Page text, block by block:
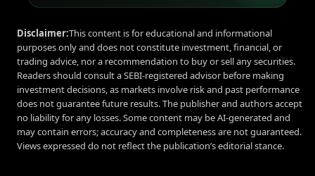
Disclaimer:This content is for educational and informational
purposes only and does not constitute investment, financial, or
trading advice, nor a recommendation to buy or sell any securities.
Readers should consult a SEBI-registered advisor before making
investment decisions, as markets involve risk and past performance
does not guarantee future results. The publisher and authors accept
no liability for any losses. Some content may be AI-generated and
may contain errors; accuracy and completeness are not guaranteed.
Views expressed do not reflect the publication’s editorial stance.